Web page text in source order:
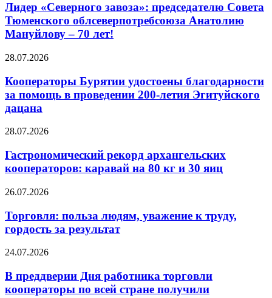
Лидер «Северного завоза»: председателю Совета
Тюменского облсеверпотребсоюза Анатолию
Мануйлову – 70 лет!
28.07.2026
Кооператоры Бурятии удостоены благодарности
за помощь в проведении 200-летия Эгитуйского
дацана
28.07.2026
Гастрономический рекорд архангельских
кооператоров: каравай на 80 кг и 30 яиц
26.07.2026
Торговля: польза людям, уважение к труду,
гордость за результат
24.07.2026
В преддверии Дня работника торговли
кооператоры по всей стране получили